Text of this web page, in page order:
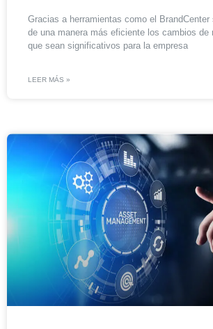
Gracias a herramientas como el BrandCenter
de una manera más eficiente los cambios de
que sean significativos para la empresa
LEER MÁS »